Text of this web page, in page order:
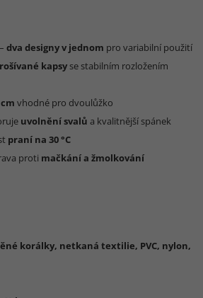
dva designy v jednom pro variabilní použití
kapsy se stabilním rozložením
cm vhodné pro dvoulůžko
uvolnění svalů a kvalitnější spánek
praní na 30 °C
proti mačkání a žmolkování
korálky, netkaná textilie, PVC, nylon,